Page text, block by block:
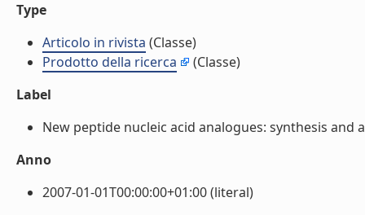
Type
Articolo in rivista (Classe)
Prodotto della ricerca
(Classe)
Label
New peptide nucleic acid analogues: synthesis
Anno
2007-01-01T00:00:00+01:00 (literal)